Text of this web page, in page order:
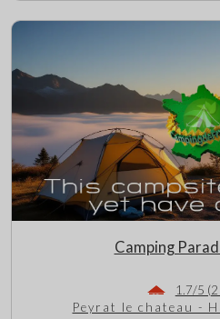
Camping
1.7/5 (2
Peyrat le chateau -